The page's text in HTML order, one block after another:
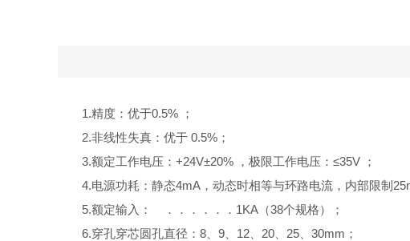
1.精度：优于0.5% ；
2.非线性失真：优于 0.5%；
3.额定工作电压：+24V±20% ，极限工作电压：≤35V ；
4.电源功耗：静态4mA，动态时相等与环路电流，内部限制
5.额定输入： ．．．．．．1KA（38个规格）；
6.穿孔穿芯圆孔直径：8、9、12、20、25、30mm；